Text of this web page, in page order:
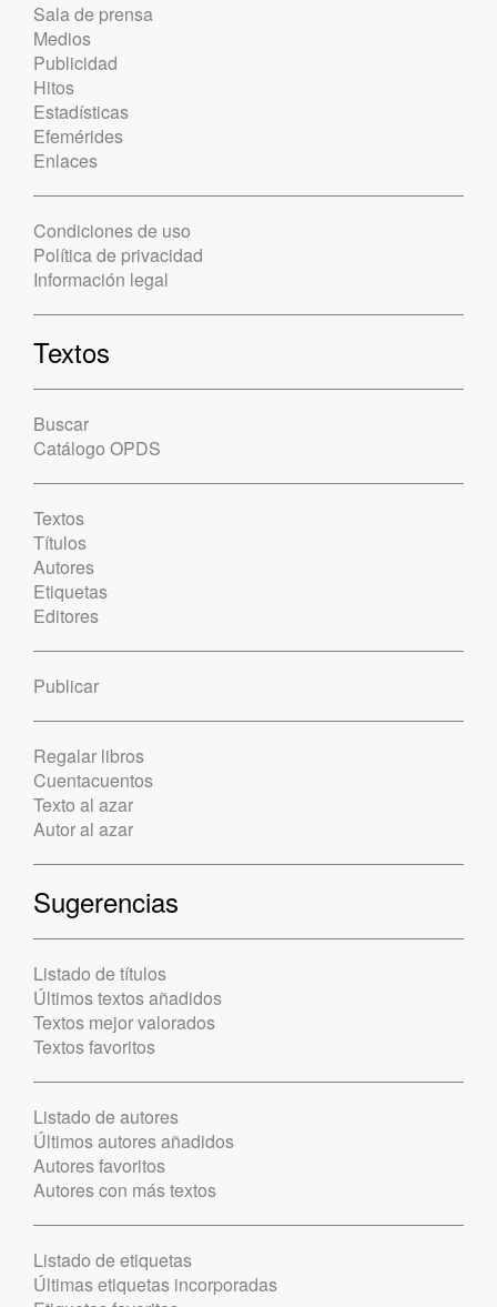
Sala de prensa
Medios
Publicidad
Hitos
Estadísticas
Efemérides
Enlaces
Condiciones de uso
Política de privacidad
Información legal
Textos
Buscar
Catálogo OPDS
Textos
Títulos
Autores
Etiquetas
Editores
Publicar
Regalar libros
Cuentacuentos
Texto al azar
Autor al azar
Sugerencias
Listado de títulos
Últimos textos añadidos
Textos mejor valorados
Textos favoritos
Listado de autores
Últimos autores añadidos
Autores favoritos
Autores con más textos
Listado de etiquetas
Últimas etiquetas incorporadas